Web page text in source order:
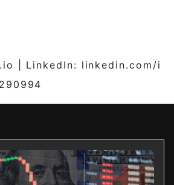
| LinkedIn: linkedin.com/i